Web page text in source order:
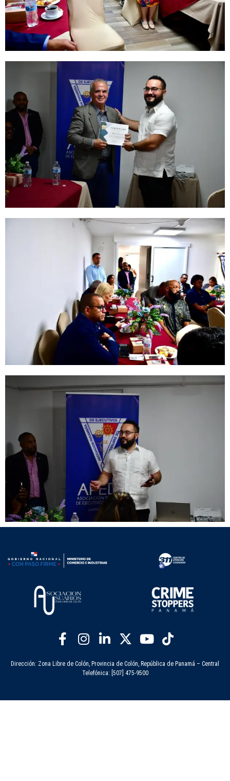
Dirección: Zona Libre de Colón, Provincia de Colón, República de Panamá – Central
Telefónica: [507] 475-9500